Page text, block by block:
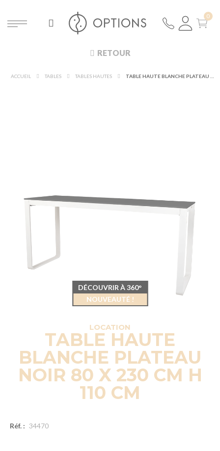
RETOUR
ACCUEIL TABLES TABLES HAUTES
LOCATION
TABLE HAUTE
BLANCHE PLATEAU
NOIR 80 X 230 CM H
110 CM
Réf. : 34470
DÉCOUVRIR À 360°
NOUVEAUTÉ !